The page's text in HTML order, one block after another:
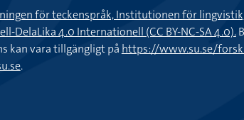
för teckenspråk, Institutionen för
DelaLika 4.0 Internationell (CC BY-NC-SA 4.0).
kan vara tillgängligt på https://www.su.se/
.